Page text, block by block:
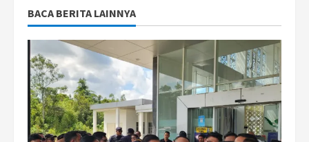
BACA BERITA LAINNYA